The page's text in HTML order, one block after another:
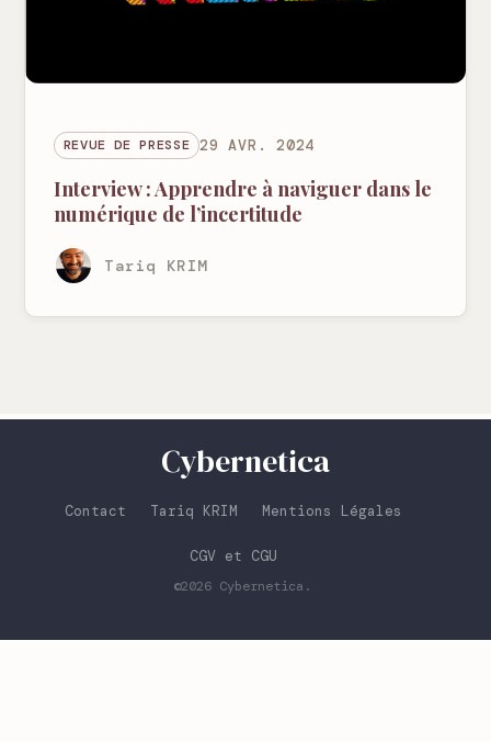
REVUE DE PRESSE 29 AVR. 2024
Interview : Apprendre à naviguer dans le
numérique de l’incertitude
Tariq KRIM
Cybernetica
Contact Tariq KRIM Mentions Légales
CGV et CGU
©2026 Cybernetica .